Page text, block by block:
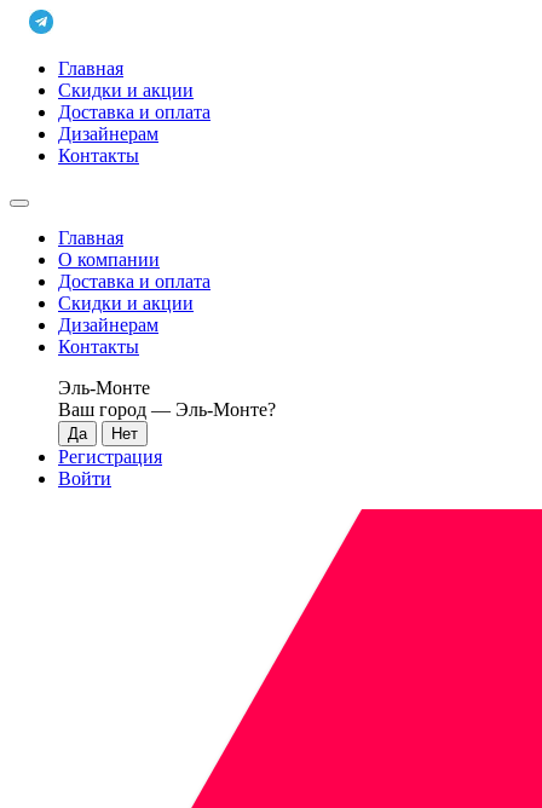
Главная
Скидки и акции
Доставка и оплата
Дизайнерам
Контакты
Главная
О компании
Доставка и оплата
Скидки и акции
Дизайнерам
Контакты
Эль-Монте
Ваш город — Эль-Монте?
Регистрация
Войти